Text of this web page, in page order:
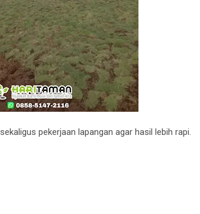
sekaligus pekerjaan lapangan agar hasil lebih rapi.